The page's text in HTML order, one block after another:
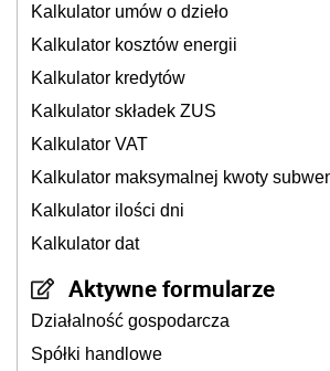
Kalkulator umów o dzieło
Kalkulator kosztów energii
Kalkulator kredytów
Kalkulator składek ZUS
Kalkulator VAT
Kalkulator maksymalnej kwoty
Kalkulator ilości dni
Kalkulator dat
Aktywne formularze
Działalność gospodarcza
Spółki handlowe